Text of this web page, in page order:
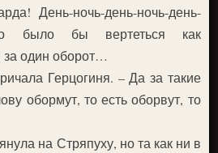
День-ночь-день-ночь-день-
было бы вертеться как
один оборот…
Герцогиня. – Да за такие
обормут, то есть оборвут, то
на Стряпуху, но та как ни в